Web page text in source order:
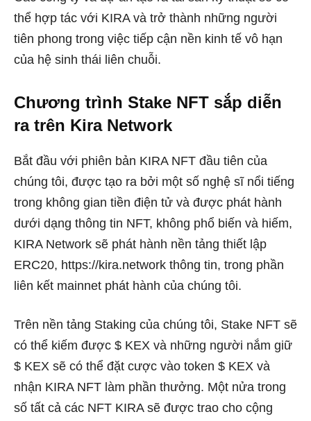
thể hợp tác với KIRA và trở thành những người
tiên phong trong việc tiếp cận nền kinh tế vô hạn
của hệ sinh thái liên chuỗi.
Chương trình Stake NFT sắp diễn
ra trên Kira Network
Bắt đầu với phiên bản KIRA NFT đầu tiên của
chúng tôi, được tạo ra bởi một số nghệ sĩ nổi tiếng
trong không gian tiền điện tử và được phát hành
dưới dạng thông tin NFT, không phổ biến và hiếm,
KIRA Network sẽ phát hành nền tảng thiết lập
ERC20, https://kira.network thông tin, trong phần
liên kết mainnet phát hành của chúng tôi.
Trên nền tảng Staking của chúng tôi, Stake NFT sẽ
có thể kiếm được $ KEX và những người nắm giữ
$ KEX sẽ có thể đặt cược vào token $ KEX và
nhận KIRA NFT làm phần thưởng. Một nửa trong
số tất cả các NFT KIRA sẽ được trao cho cộng